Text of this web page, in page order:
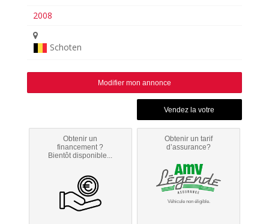
2008
Schoten
Modifier mon annonce
Obtenir un
financement ?
Bientôt disponible...
Obtenir un tarif
d’assurance?
Véhicule non éligible.